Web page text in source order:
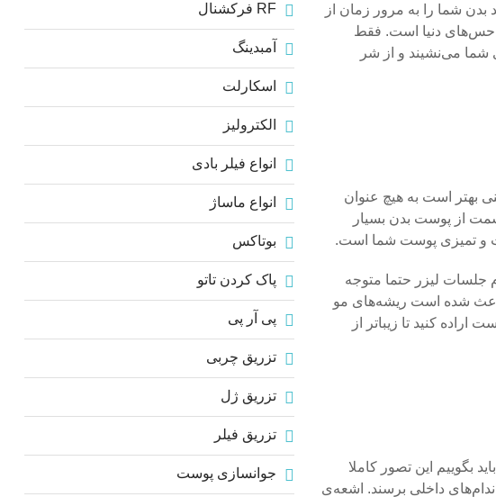
شما را به مرور زمان از
حس‌های دنیا است. فقط
شما می‌نشیند و از شر
بهتر است به هیچ عنوان
از پوست بدن بسیار
و تمیزی پوست شما است.
جلسات لیزر حتما متوجه
باعث شده است ریشه‌های مو
کنید تا زیباتر از
بگوییم این تصور کاملا
داخلی برسند. اشعه‌ی
RF فرکشنال
آمبدینگ
اسکارلت
الکترولیز
انواع فیلر بادی
انواع ماساژ
بوتاکس
پاک کردن تاتو
پی آر پی
تزریق چربی
تزریق ژل
تزریق فیلر
جوانسازی پوست